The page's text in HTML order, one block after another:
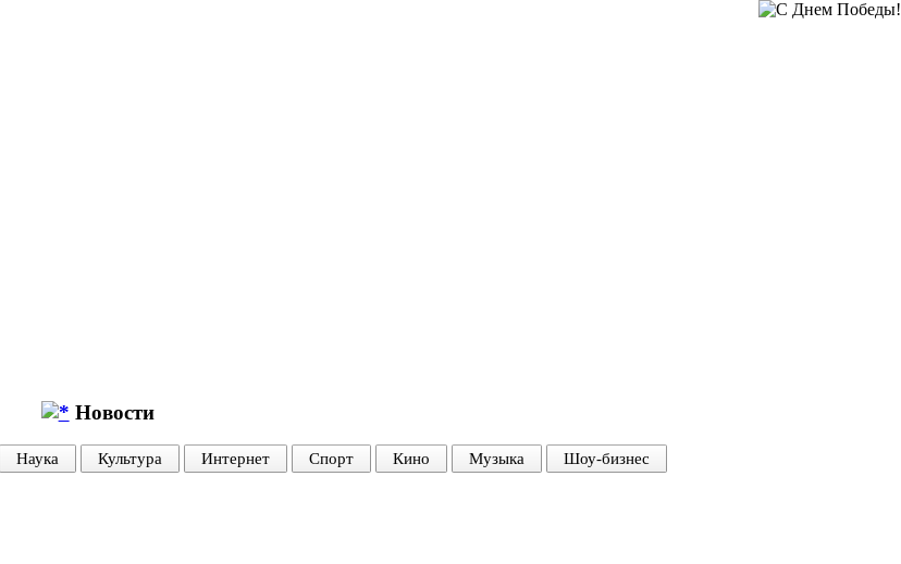
Новости
Наука Культура Интернет Спорт Кино Музыка Шоу-бизнес